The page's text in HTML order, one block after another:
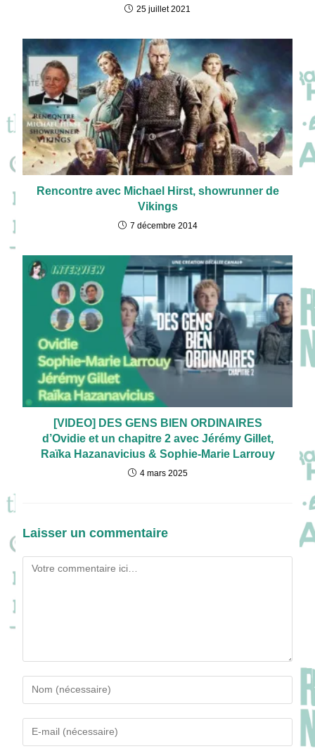
25 juillet 2021
Rencontre avec Michael Hirst, showrunner de
Vikings
7 décembre 2014
[VIDEO] DES GENS BIEN ORDINAIRES
d’Ovidie et un chapitre 2 avec Jérémy Gillet,
Raïka Hazanavicius & Sophie-Marie Larrouy
4 mars 2025
Laisser un commentaire
Comment
Enter
your
name
Enter
your